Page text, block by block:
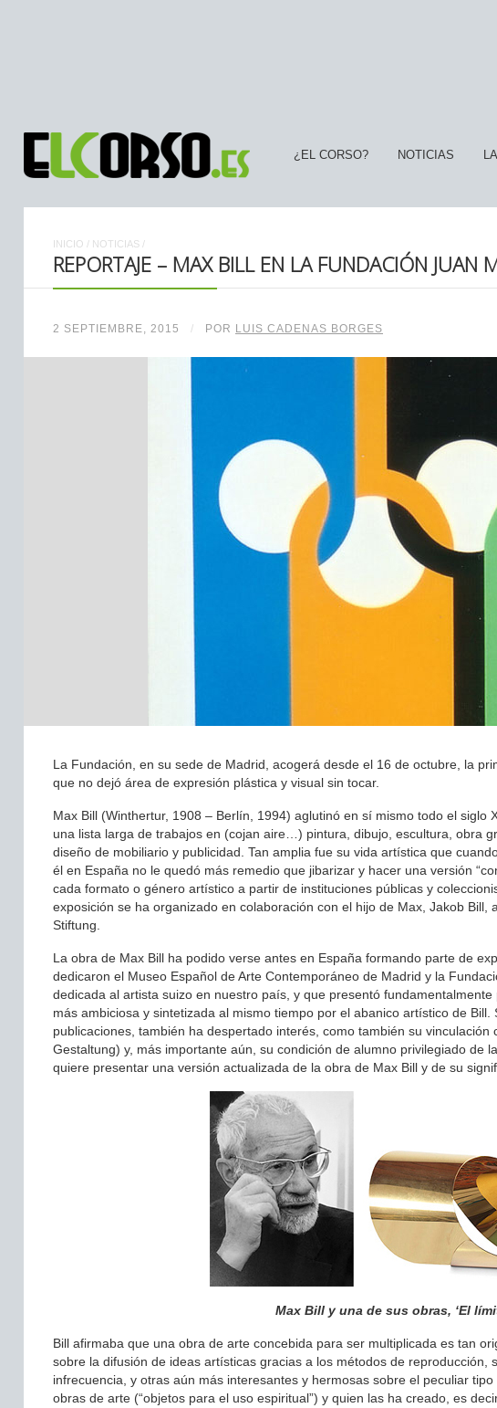
¿EL CORSO? NOTICIAS
INICIO / NOTICIAS /
REPORTAJE – MAX BILL EN LA FUNDACIÓN JUAN
2 SEPTIEMBRE, 2015 / POR LUIS CADENAS BORGES
La Fundación, en su sede de Madrid, acogerá desde el 16 de octubre, la
que no dejó área de expresión plástica y visual sin tocar.
Max Bill (Winthertur, 1908 – Berlín, 1994) aglutinó en sí mismo todo el
una lista larga de trabajos en (cojan aire…) pintura, dibujo, escultura, obra
diseño de mobiliario y publicidad. Tan amplia fue su vida artística que
él en España no le quedó más remedio que jibarizar y hacer una versión
cada formato o género artístico a partir de instituciones públicas y
exposición se ha organizado en colaboración con el hijo de Max, Jakob
Stiftung.
La obra de Max Bill ha podido verse antes en España formando parte de
dedicaron el Museo Español de Arte Contemporáneo de Madrid y la
dedicada al artista suizo en nuestro país, y que presentó
más ambiciosa y sintetizada al mismo tiempo por el abanico artístico de
publicaciones, también ha despertado interés, como también su
Gestaltung) y, más importante aún, su condición de alumno privilegiado de
quiere presentar una versión actualizada de la obra de Max Bill y de su
Max Bill y una de sus obras, ‘El
Bill afirmaba que una obra de arte concebida para ser multiplicada es tan
sobre la difusión de ideas artísticas gracias a los métodos de
infrecuencia, y otras aún más interesantes y hermosas sobre el peculiar
obras de arte (“objetos para el uso espiritual”) y quien las ha creado, es